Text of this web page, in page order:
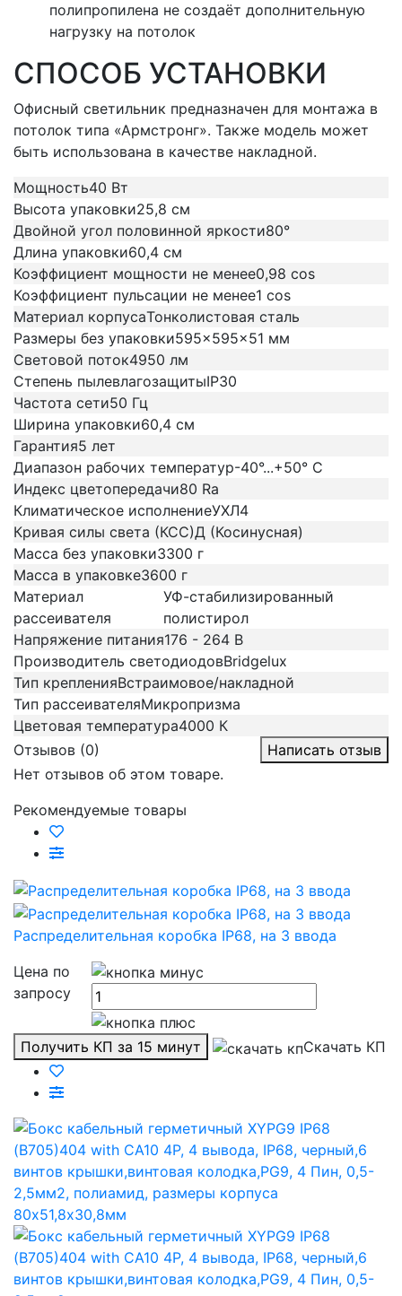
полипропилена не создаёт дополнительную
нагрузку на потолок
СПОСОБ УСТАНОВКИ
Офисный светильник предназначен для монтажа в
потолок типа «Армстронг». Также модель может
быть использована в качестве накладной.
Мощность40 Вт
Высота упаковки25,8 см
Двойной угол половинной яркости80°
Длина упаковки60,4 см
Коэффициент мощности не менее0,98 cos
Коэффициент пульсации не менее1 cos
Материал корпусаТонколистовая сталь
Размеры без упаковки595x595x51 мм
Световой поток4950 лм
Степень пылевлагозащитыIP30
Частота сети50 Гц
Ширина упаковки60,4 см
Гарантия5 лет
Диапазон рабочих температур-40°...+50° C
Индекс цветопередачи80 Ra
Климатическое исполнениеУХЛ4
Кривая силы света (КСС)Д (Косинусная)
Масса без упаковки3300 г
Масса в упаковке3600 г
Материал
рассеивателя
УФ-стабилизированный
полистирол
Напряжение питания176 - 264 В
Производитель светодиодовBridgelux
Тип крепленияВстраимовое/накладной
Тип рассеивателяМикропризма
Цветовая температура4000 К
Отзывов (0)
Написать отзыв
Нет отзывов об этом товаре.
Рекомендуемые товары
Распределительная коробка IP68, на 3 ввода
Цена по
запросу
Получить КП за 15 минут Скачать КП